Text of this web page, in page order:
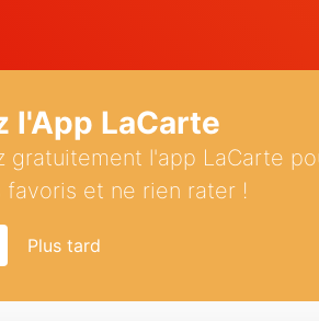
l'App LaCarte
gratuitement l'app LaCarte
favoris et ne rien rater !
Plus tard